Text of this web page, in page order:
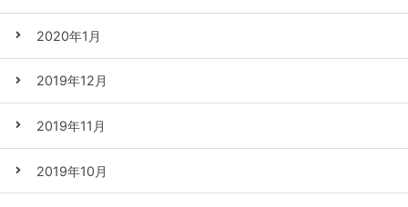
2020年1月
2019年12月
2019年11月
2019年10月